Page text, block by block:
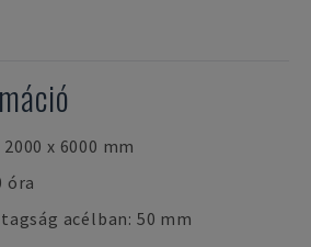
x 6000 mm
óra
acélban: 50 mm